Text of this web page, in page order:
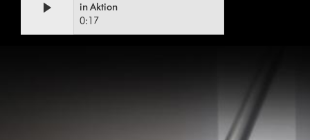
transcription
in Aktion
0:17